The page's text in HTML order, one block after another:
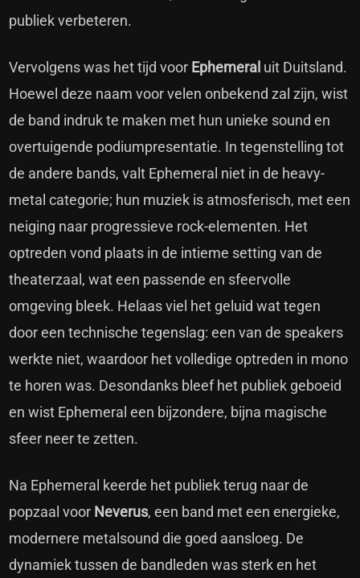
publiek verbeteren.
Vervolgens was het tijd voor Ephemeral uit Duitsland.
Hoewel deze naam voor velen onbekend zal zijn, wist
de band indruk te maken met hun unieke sound en
overtuigende podiumpresentatie. In tegenstelling tot
de andere bands, valt Ephemeral niet in de heavy-
metal categorie; hun muziek is atmosferisch, met een
neiging naar progressieve rock-elementen. Het
optreden vond plaats in de intieme setting van de
theaterzaal, wat een passende en sfeervolle
omgeving bleek. Helaas viel het geluid wat tegen
door een technische tegenslag: een van de speakers
werkte niet, waardoor het volledige optreden in mono
te horen was. Desondanks bleef het publiek geboeid
en wist Ephemeral een bijzondere, bijna magische
sfeer neer te zetten.
Na Ephemeral keerde het publiek terug naar de
popzaal voor Neverus, een band met een energieke,
modernere metalsound die goed aansloeg. De
dynamiek tussen de bandleden was sterk en het